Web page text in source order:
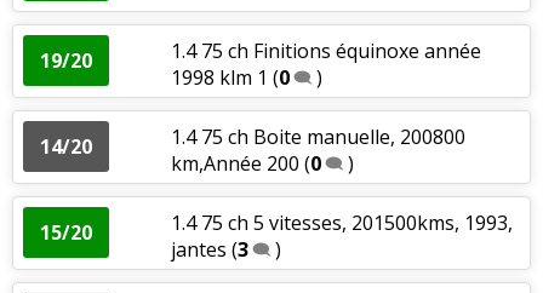
19/20
1.4 75 ch Finitions équinoxe année
1998 klm 1 (0 )
14/20
1.4 75 ch Boite manuelle, 200800
km,Année 200 (0 )
15/20
1.4 75 ch 5 vitesses, 201500kms, 1993,
jantes (3 )